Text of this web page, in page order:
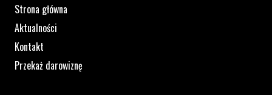
Strona główna
Aktualności
Kontakt
Przekaż darowiznę